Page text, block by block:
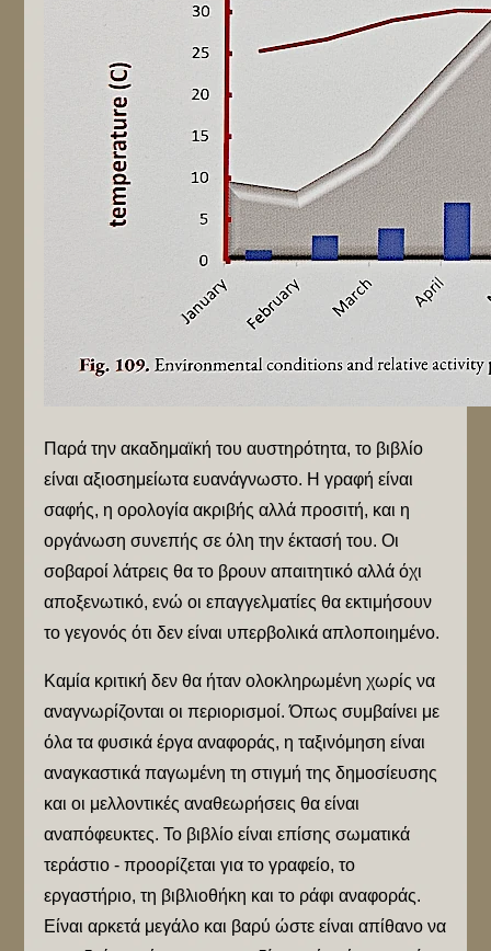
Παρά την ακαδημαϊκή του αυστηρότητα, το βιβλίο
είναι αξιοσημείωτα ευανάγνωστο. Η γραφή είναι
σαφής, η ορολογία ακριβής αλλά προσιτή, και η
οργάνωση συνεπής σε όλη την έκτασή του. Οι
σοβαροί λάτρεις θα το βρουν απαιτητικό αλλά όχι
αποξενωτικό, ενώ οι επαγγελματίες θα εκτιμήσουν
το γεγονός ότι δεν είναι υπερβολικά απλοποιημένο.
Καμία κριτική δεν θα ήταν ολοκληρωμένη χωρίς να
αναγνωρίζονται οι περιορισμοί. Όπως συμβαίνει με
όλα τα φυσικά έργα αναφοράς, η ταξινόμηση είναι
αναγκαστικά παγωμένη τη στιγμή της δημοσίευσης
και οι μελλοντικές αναθεωρήσεις θα είναι
αναπόφευκτες. Το βιβλίο είναι επίσης σωματικά
τεράστιο - προορίζεται για το γραφείο, το
εργαστήριο, τη βιβλιοθήκη και το ράφι αναφοράς.
Είναι αρκετά μεγάλο και βαρύ ώστε είναι απίθανο να